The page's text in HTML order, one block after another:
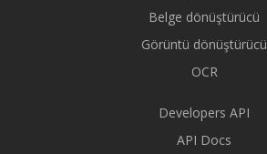
Belge dönüştürücü
Görüntü dönüştürücü
OCR
Developers API
API Docs